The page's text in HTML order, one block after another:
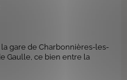
gare de Charbonnières-les-
Gaulle, ce bien entre la